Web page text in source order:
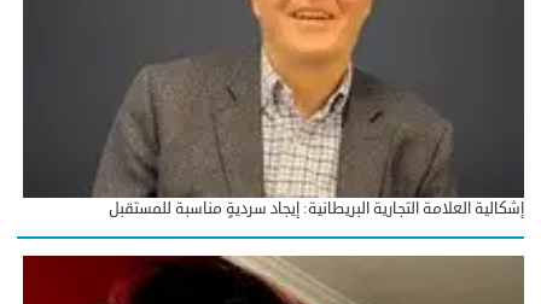
إشكالية العلامة التجارية البريطانية: إيجاد سرديةٍ مناسبة للمستقبل